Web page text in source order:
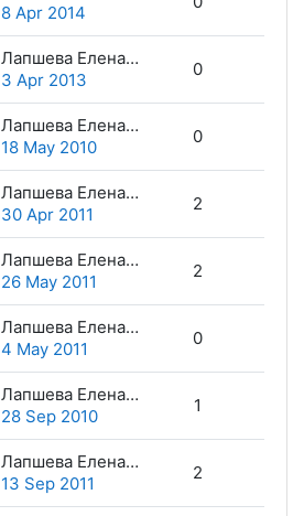
8 Apr 2014
Лапшева Елена Евгеньевна
3 Apr 2013
0
Лапшева Елена Евгеньевна
18 May 2010
0
Лапшева Елена Евгеньевна
30 Apr 2011
2
Лапшева Елена Евгеньевна
26 May 2011
2
Лапшева Елена Евгеньевна
4 May 2011
0
Лапшева Елена Евгеньевна
28 Sep 2010
1
Лапшева Елена Евгеньевна
13 Sep 2011
2